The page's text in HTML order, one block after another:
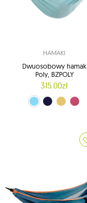
HAMAKI
Dwuosobowy hamak
Poly, BZPOLY
315.00zł
błękitny (13)
Granatowy (14)
żółty (15)różowy (16)